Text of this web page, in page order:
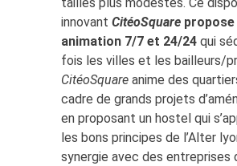
tailles plus modestes. Ce
innovant CitéoSquarepropose
animation 7/7 et 24/24qui
fois les villes et les bailleurs/
CitéoSquareanime des
cadre de grands projets
en proposant un hostel qui
les bons principes de l’Alter
synergie avec des entreprises